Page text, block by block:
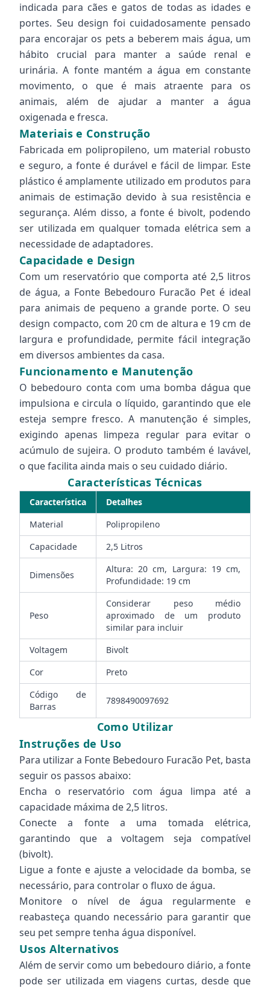
indicada para cães e gatos de todas as idades e
portes. Seu design foi cuidadosamente pensado
para encorajar os pets a beberem mais água, um
hábito crucial para manter a saúde renal e
urinária. A fonte mantém a água em constante
movimento, o que é mais atraente para os
animais, além de ajudar a manter a água
oxigenada e fresca.
Materiais e Construção
Fabricada em polipropileno, um material robusto
e seguro, a fonte é durável e fácil de limpar. Este
plástico é amplamente utilizado em produtos para
animais de estimação devido à sua resistência e
segurança. Além disso, a fonte é bivolt, podendo
ser utilizada em qualquer tomada elétrica sem a
necessidade de adaptadores.
Capacidade e Design
Com um reservatório que comporta até 2,5 litros
de água, a Fonte Bebedouro Furacão Pet é ideal
para animais de pequeno a grande porte. O seu
design compacto, com 20 cm de altura e 19 cm de
largura e profundidade, permite fácil integração
em diversos ambientes da casa.
Funcionamento e Manutenção
O bebedouro conta com uma bomba dágua que
impulsiona e circula o líquido, garantindo que ele
esteja sempre fresco. A manutenção é simples,
exigindo apenas limpeza regular para evitar o
acúmulo de sujeira. O produto também é lavável,
o que facilita ainda mais o seu cuidado diário.
Características Técnicas
Característica
Detalhes
Material
Polipropileno
Capacidade
2,5 Litros
Dimensões
Altura: 20 cm, Largura: 19 cm,
Profundidade: 19 cm
Peso
Considerar peso médio
aproximado de um produto
similar para incluir
Voltagem
Bivolt
Cor
Preto
Código de
Barras
7898490097692
Como Utilizar
Instruções de Uso
Para utilizar a Fonte Bebedouro Furacão Pet, basta
seguir os passos abaixo:
Encha o reservatório com água limpa até a
capacidade máxima de 2,5 litros.
Conecte a fonte a uma tomada elétrica,
garantindo que a voltagem seja compatível
(bivolt).
Ligue a fonte e ajuste a velocidade da bomba, se
necessário, para controlar o fluxo de água.
Monitore o nível de água regularmente e
reabasteça quando necessário para garantir que
seu pet sempre tenha água disponível.
Usos Alternativos
Além de servir como um bebedouro diário, a fonte
pode ser utilizada em viagens curtas, desde que